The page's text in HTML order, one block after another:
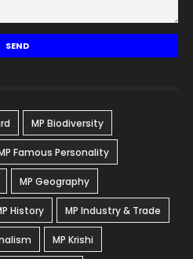
MP Biodiversity
Famous Personality
MP Geography
History MP Industry & Trade
MP Krishi